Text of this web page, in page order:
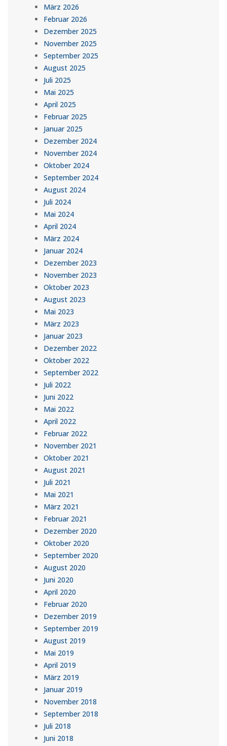
März 2026
Februar 2026
Dezember 2025
November 2025
September 2025
August 2025
Juli 2025
Mai 2025
April 2025
Februar 2025
Januar 2025
Dezember 2024
November 2024
Oktober 2024
September 2024
August 2024
Juli 2024
Mai 2024
April 2024
März 2024
Januar 2024
Dezember 2023
November 2023
Oktober 2023
August 2023
Mai 2023
März 2023
Januar 2023
Dezember 2022
Oktober 2022
September 2022
Juli 2022
Juni 2022
Mai 2022
April 2022
Februar 2022
November 2021
Oktober 2021
August 2021
Juli 2021
Mai 2021
März 2021
Februar 2021
Dezember 2020
Oktober 2020
September 2020
August 2020
Juni 2020
April 2020
Februar 2020
Dezember 2019
September 2019
August 2019
Mai 2019
April 2019
März 2019
Januar 2019
November 2018
September 2018
Juli 2018
Juni 2018